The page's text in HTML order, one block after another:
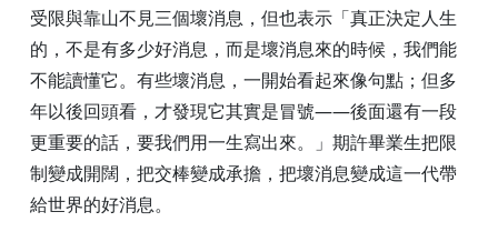
受限與靠山不見三個壞消息，但也表示「真正決定人生
的，不是有多少好消息，而是壞消息來的時候，我們能
不能讀懂它。有些壞消息，一開始看起來像句點；但多
年以後回頭看，才發現它其實是冒號——後面還有一段
更重要的話，要我們用一生寫出來。」期許畢業生把限
制變成開闊，把交棒變成承擔，把壞消息變成這一代帶
給世界的好消息。